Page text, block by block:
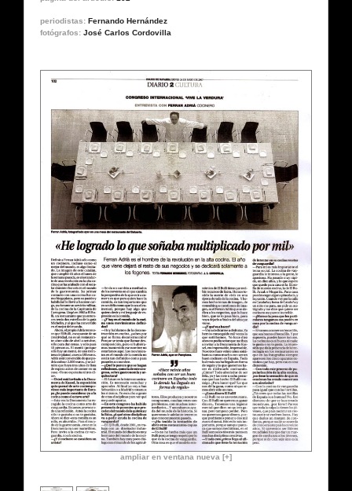
periodistas: Fernando Hernández
fotógrafos: José Carlos Cordovilla
ampliar en ventana nueva [+]